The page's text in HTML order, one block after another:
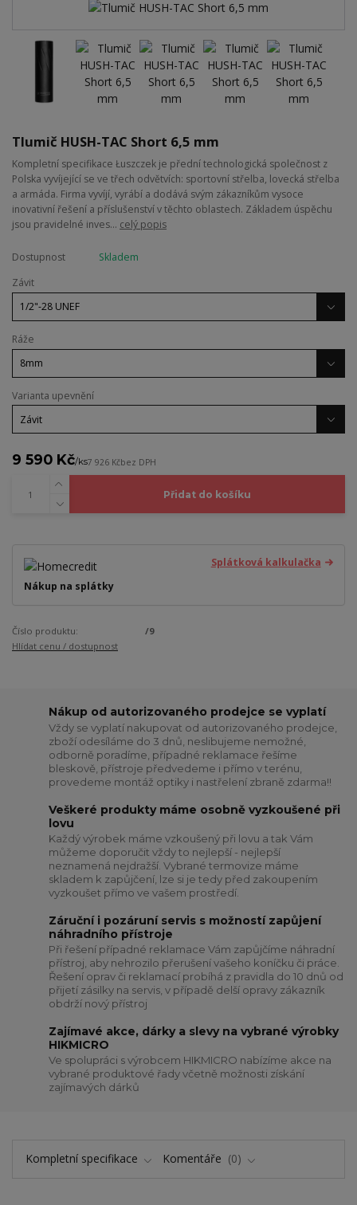
Tlumič HUSH-TAC Short 6,5 mm
Kompletní specifikace Łuszczek je přední technologická společnost z
Polska vyvíjející se ve třech odvětvích: sportovní střelba, lovecká střelba
a armáda. Firma vyvíjí, vyrábí a dodává svým zákazníkům vysoce
inovativní řešení a příslušenství v těchto oblastech. Základem úspěchu
jsou pravidelné inves... celý popis
Dostupnost
Skladem
Závit
Ráže
Varianta upevnění
9 590 Kč/ks7 926 Kčbez DPH
Přidat do košíku
Splátková kalkulačka
Nákup na splátky
Číslo produktu:
/9
Hlídat cenu / dostupnost
Nákup od autorizovaného prodejce se vyplatí
Vždy se vyplatí nakupovat od autorizovaného prodejce,
zboží odesíláme do 3 dnů, neslibujeme nemožné,
odborně poradíme, případné reklamace řešíme
bleskově, přístroje předvedeme i přímo v terénu,
provedeme montáž optiky i nastřelení zbraně zdarma!!
Veškeré produkty máme osobně vyzkoušené při
lovu
Každý výrobek máme vzkoušený při lovu a tak Vám
můžeme doporučit vždy to nejlepší - nejlepší
neznamená nejdražší. Vybrané termovize máme
skladem k zapůjčení, lze si je tedy před zakoupením
vyzkoušet přímo ve vašem prostředí.
Záruční i pozáruní servis s možností zapůjení
náhradního přístroje
Při řešení případné reklamace Vám zapůjčíme náhradní
přístroj, aby nehrozilo přerušení vašeho koníčku či práce.
Řešení oprav či reklamací probíhá z pravidla do 10 dnů od
přijetí zásilky na servis, v případě delší opravy zákazník
obdrží nový přístroj
Zajímavé akce, dárky a slevy na vybrané výrobky
HIKMICRO
Ve spolupráci s výrobcem HIKMICRO nabízíme akce na
vybrané produktové řady včetně možnosti získání
zajímavých dárků
Kompletní specifikace Komentáře 0